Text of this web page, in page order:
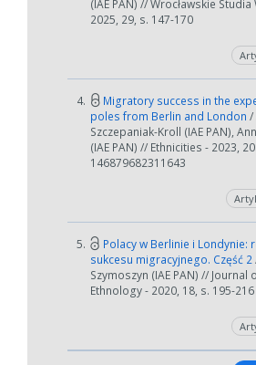
(IAE PAN) // Wrocławskie
2025, 29, s. 147-170
4.
Migratory success in the
poles from Berlin and London /
Szczepaniak-Kroll (IAE PAN),
(IAE PAN) // Ethnicities - 2023,
146879682311643
5.
Polacy w Berlinie i Londynie:
sukcesu migracyjnego. Część 2
Szymoszyn (IAE PAN) // Journal
Ethnology - 2020, 18, s. 195-216